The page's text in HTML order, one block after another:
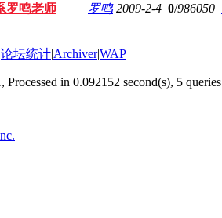
罗鸣老师
罗鸣 2009-2-4 0/986050
论坛统计|Archiver|WAP
Processed in 0.092152 second(s), 5 queries